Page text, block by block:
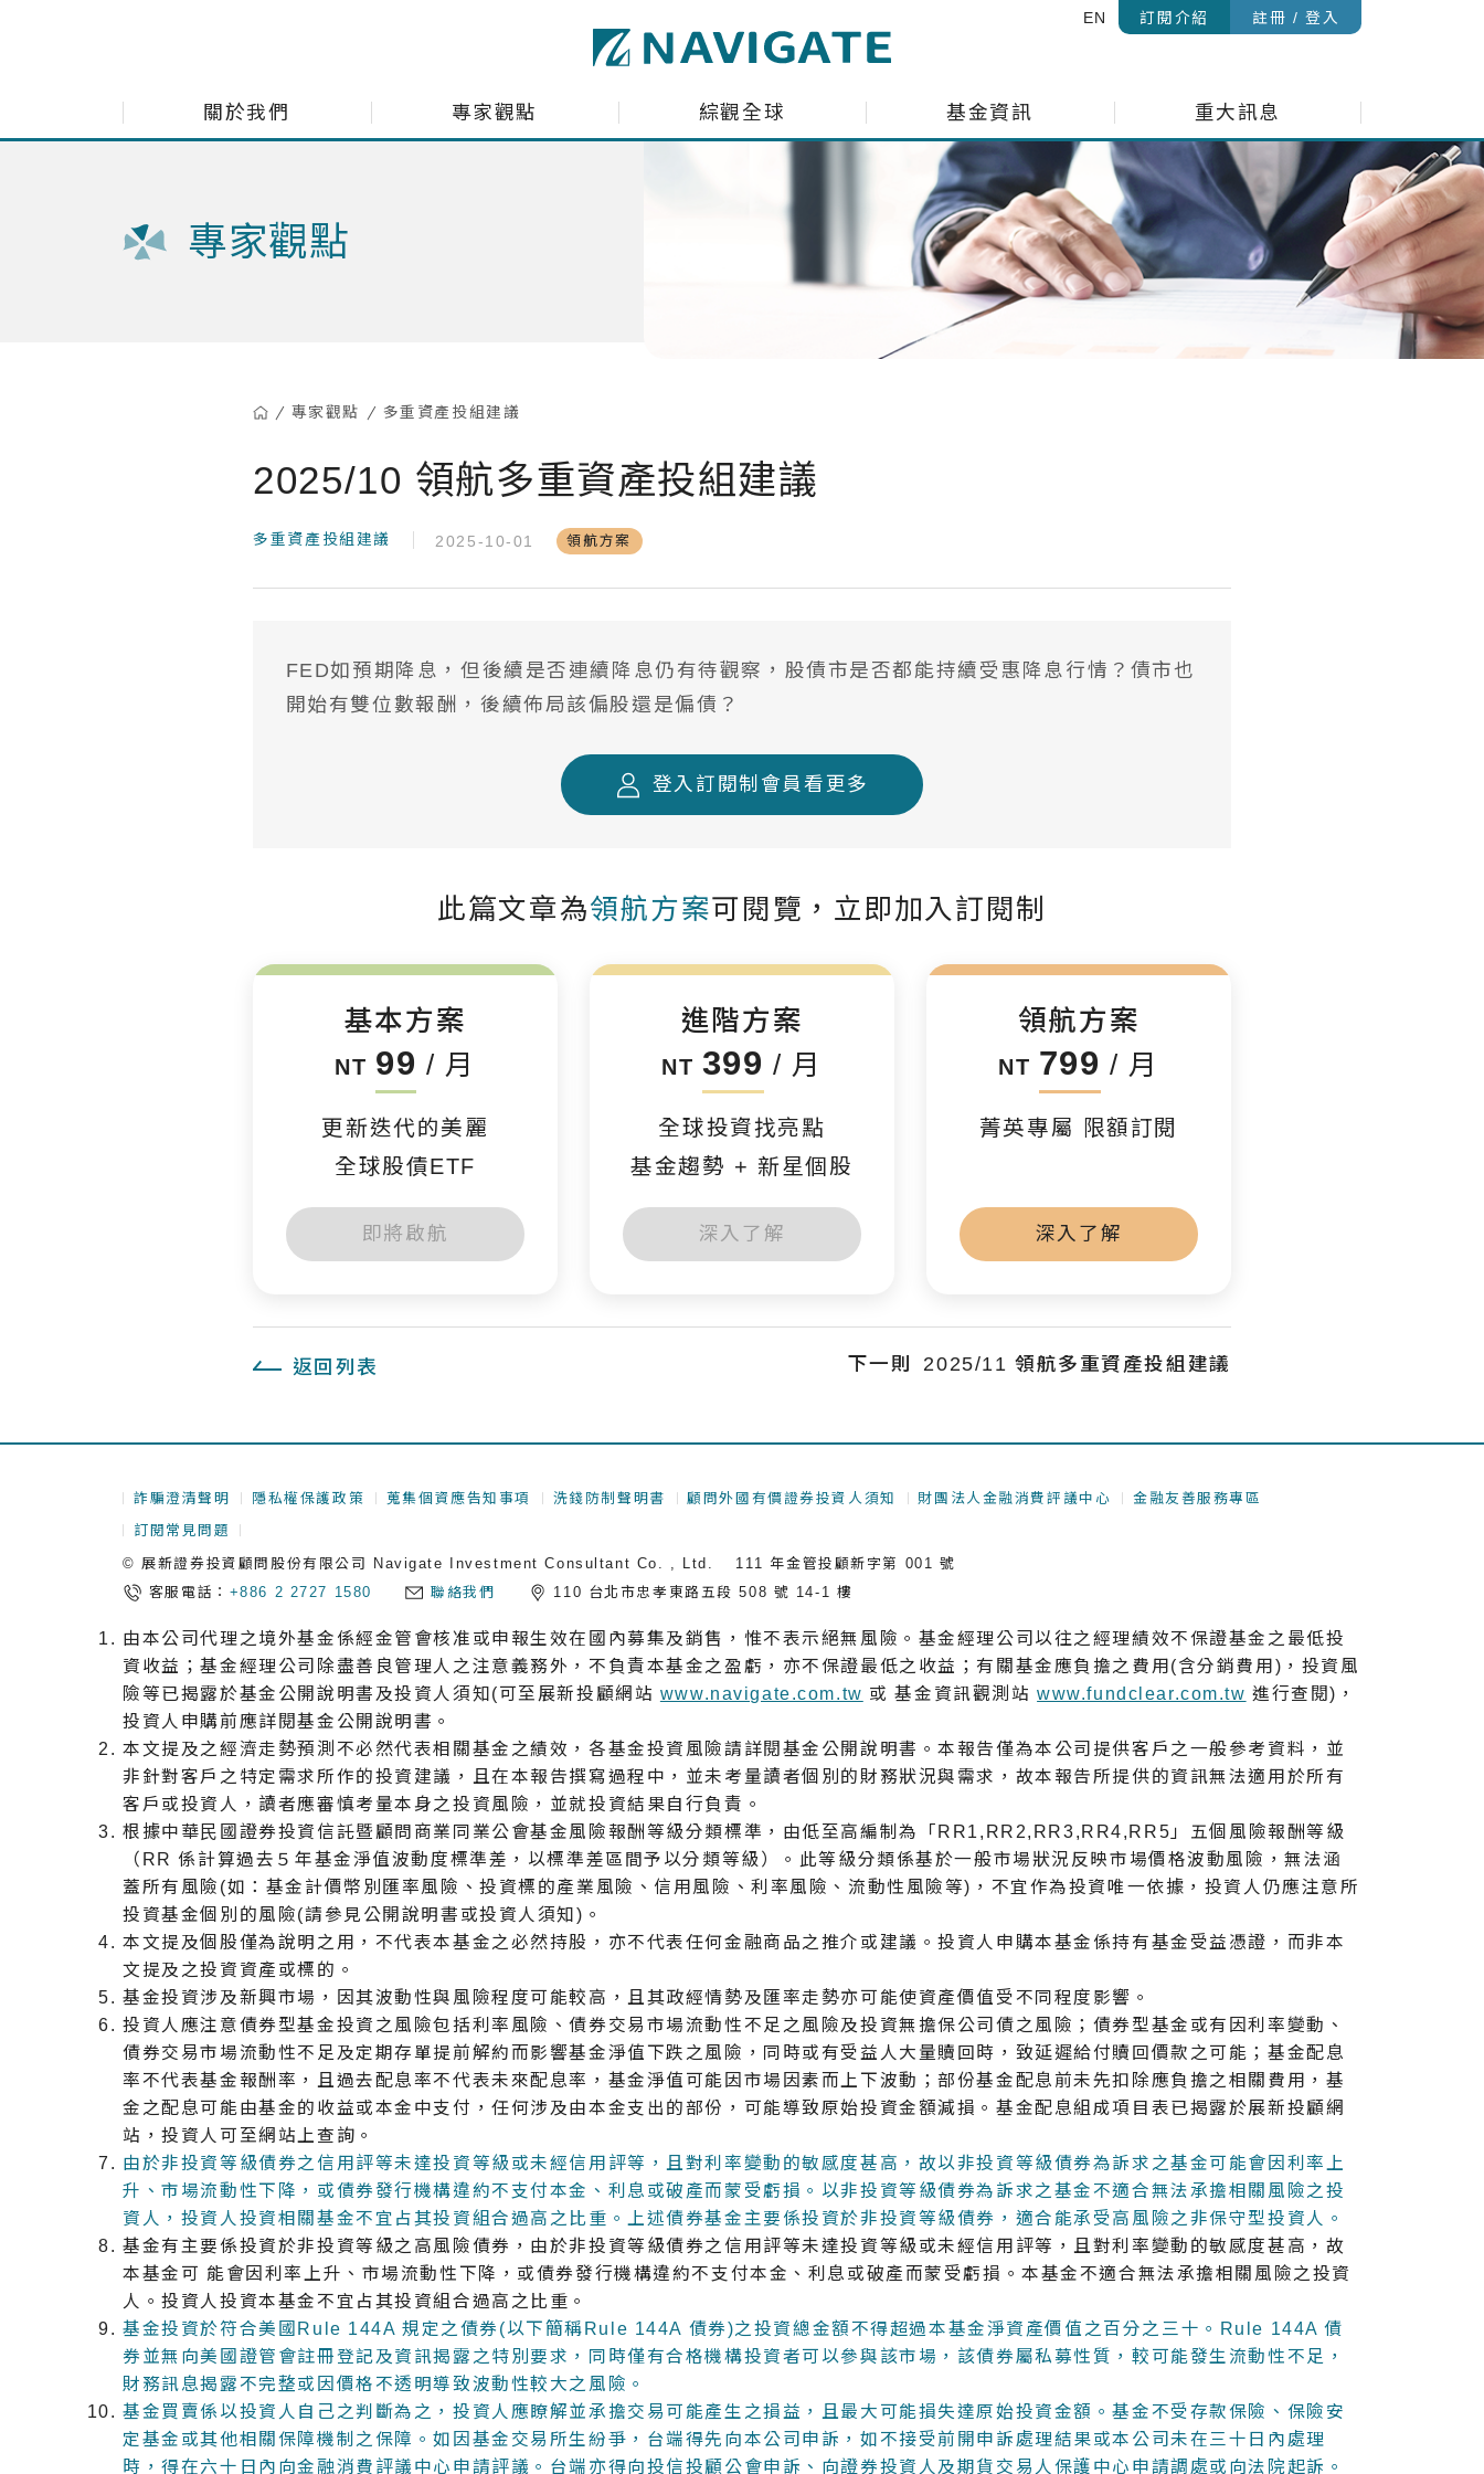
EN 訂閱介紹 註冊 / 登入
關於我們 專家觀點 綜觀全球
海外股債ETF觀測
台股精選成長個股
聰明投資從這開始
基金資訊 重大訊息
專家觀點
專家觀點 多重資產投組建議
2025/10 領航多重資產投組建議
多重資產投組建議 2025-10-01 領航方案
FED如預期降息，但後續是否連續降息仍有待觀察，股債市是否都能持續受惠降息行情？債市也
開始有雙位數報酬，後續佈局該偏股還是偏債？
登入訂閱制會員看更多
此篇文章為領航方案可閱覽，立即加入訂閱制
基本方案
NT 99 / 月
更新迭代的美麗
全球股債ETF
即將啟航
進階方案
NT 399 / 月
全球投資找亮點
基金趨勢 + 新星個股
深入了解
領航方案
NT 799 / 月
菁英專屬 限額訂閱
深入了解
返回列表 下一則 2025/11 領航多重資產投組建議
詐騙澄清聲明 隱私權保護政策 蒐集個資應告知事項 洗錢防制聲明書 顧問外國有價證券投資人須知 財團法人金融消費評議中心
金融友善服務專區
訂閱常見問題
© 展新證券投資顧問股份有限公司 Navigate Investment Consultant Co. , Ltd.
111 年金管投顧新字第 001 號
客服電話： +886 2 2727 1580 聯絡我們 110 台北市忠孝東路五段 508 號 14-1 樓
由本公司代理之境外基金係經金管會核准或申報生效在國內募集及銷售，惟不表示絕無風險。基金經理公司以往之經理績效不保證基金之最低投
資收益；基金經理公司除盡善良管理人之注意義務外，不負責本基金之盈虧，亦不保證最低之收益；有關基金應負擔之費用(含分銷費用)，投資風
險等已揭露於基金公開說明書及投資人須知(可至展新投顧網站 www.navigate.com.tw 或 基金資訊觀測站www.fundclear.com.tw 進行查閱)，
投資人申購前應詳閱基金公開說明書。
本文提及之經濟走勢預測不必然代表相關基金之績效，各基金投資風險請詳閱基金公開說明書。本報告僅為本公司提供客戶之一般參考資料，並
非針對客戶之特定需求所作的投資建議，且在本報告撰寫過程中，並未考量讀者個別的財務狀況與需求，故本報告所提供的資訊無法適用於所有
客戶或投資人，讀者應審慎考量本身之投資風險，並就投資結果自行負責。
根據中華⺠國證券投資信託暨顧問商業同業公會基金風險報酬等級分類標準，由低至高編制為「RR1,RR2,RR3,RR4,RR5」五個風險報酬等級
（RR 係計算過去５年基金淨值波動度標準差，以標準差區間予以分類等級）。此等級分類係基於⼀般市場狀況反映市場價格波動風險，無法涵
蓋所有風險(如：基金計價幣別匯率風險、投資標的產業風險、信用風險、利率風險、流動性風險等)，不宜作為投資唯⼀依據，投資人仍應注意所
投資基金個別的風險(請參見公開說明書或投資人須知)。
本文提及個股僅為說明之用，不代表本基金之必然持股，亦不代表任何金融商品之推介或建議。投資人申購本基金係持有基金受益憑證，而非本
文提及之投資資產或標的。
基金投資涉及新興市場，因其波動性與風險程度可能較高，且其政經情勢及匯率走勢亦可能使資產價值受不同程度影響。
投資人應注意債券型基金投資之風險包括利率風險、債券交易市場流動性不足之風險及投資無擔保公司債之風險；債券型基金或有因利率變動、
債券交易市場流動性不足及定期存單提前解約而影響基金淨值下跌之風險，同時或有受益人大量贖回時，致延遲給付贖回價款之可能；基金配息
率不代表基金報酬率，且過去配息率不代表未來配息率，基金淨值可能因市場因素而上下波動；部份基金配息前未先扣除應負擔之相關費用，基
金之配息可能由基金的收益或本金中支付，任何涉及由本金支出的部份，可能導致原始投資金額減損。基金配息組成項目表已揭露於展新投顧網
站，投資人可至網站上查詢。
由於非投資等級債券之信用評等未達投資等級或未經信用評等，且對利率變動的敏感度甚高，故以非投資等級債券為訴求之基金可能會因利率上
升、市場流動性下降，或債券發行機構違約不支付本金、利息或破產而蒙受虧損。以非投資等級債券為訴求之基金不適合無法承擔相關風險之投
資人，投資人投資相關基金不宜占其投資組合過高之比重。上述債券基金主要係投資於非投資等級債券，適合能承受高風險之非保守型投資人。
基金有主要係投資於非投資等級之高風險債券，由於非投資等級債券之信用評等未達投資等級或未經信用評等，且對利率變動的敏感度甚高，故
本基金可 能會因利率上升、市場流動性下降，或債券發行機構違約不支付本金、利息或破產而蒙受虧損。本基金不適合無法承擔相關風險之投資
人。投資人投資本基金不宜占其投資組合過高之比重。
基金投資於符合美國Rule 144A 規定之債券(以下簡稱Rule 144A 債券)之投資總金額不得超過本基金淨資產價值之百分之三十。Rule 144A 債
券並無向美國證管會註冊登記及資訊揭露之特別要求，同時僅有合格機構投資者可以參與該市場，該債券屬私募性質，較可能發生流動性不足，
財務訊息揭露不完整或因價格不透明導致波動性較大之風險。
基金買賣係以投資人自己之判斷為之，投資人應瞭解並承擔交易可能產生之損益，且最大可能損失達原始投資金額。基金不受存款保險、保險安
定基金或其他相關保障機制之保障。如因基金交易所生紛爭，台端得先向本公司申訴，如不接受前開申訴處理結果或本公司未在三十日內處理
時，得在六十日內向金融消費評議中心申請評議。台端亦得向投信投顧公會申訴、向證券投資人及期貨交易人保護中心申請調處或向法院起訴。